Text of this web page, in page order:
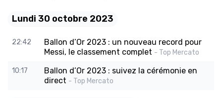
Lundi 30 octobre 2023
22:42
Ballon d’Or 2023 : un nouveau record pour
Messi, le classement complet - Top Mercato
10:17
Ballon d’Or 2023 : suivez la cérémonie en
direct - Top Mercato